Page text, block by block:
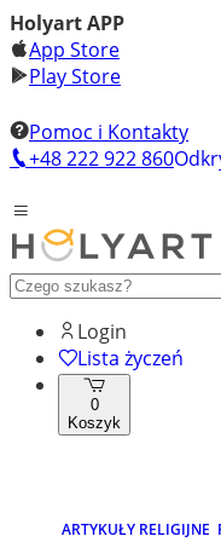
Holyart APP
App Store
Play Store
Pomoc i Kontakty
+48 222 922 860
Login
Lista życzeń
0
Koszyk
ARTYKUŁY RELIGIJNE